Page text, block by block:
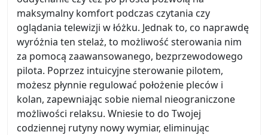
maksymalny komfort podczas czytania czy
oglądania telewizji w łóżku. Jednak to, co naprawdę
wyróżnia ten stelaż, to możliwość sterowania nim
za pomocą zaawansowanego, bezprzewodowego
pilota. Poprzez intuicyjne sterowanie pilotem,
możesz płynnie regulować położenie pleców i
kolan, zapewniając sobie niemal nieograniczone
możliwości relaksu. Wniesie to do Twojej
codziennej rutyny nowy wymiar, eliminując